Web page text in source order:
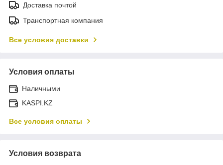
Доставка почтой
Транспортная компания
Все условия доставки
Условия оплаты
Наличными
KASPI.KZ
Все условия оплаты
Условия возврата